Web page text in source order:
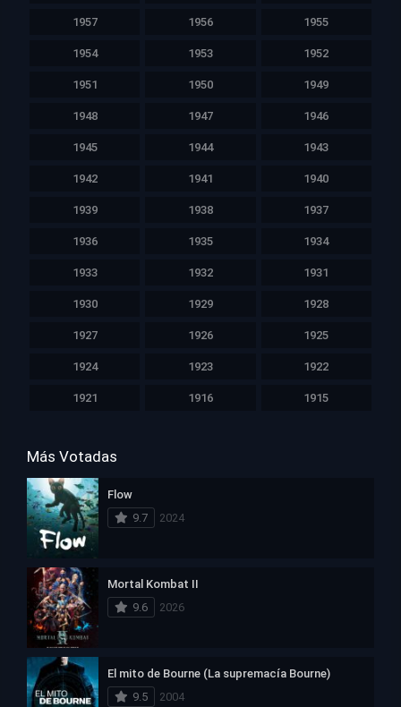
1957 1956 1955
1954 1953 1952
1951 1950 1949
1948 1947 1946
1945 1944 1943
1942 1941 1940
1939 1938 1937
1936 1935 1934
1933 1932 1931
1930 1929 1928
1927 1926 1925
1924 1923 1922
1921 1916 1915
Más Votadas
Flow
9.7
2024
Mortal Kombat II
9.6
2026
El mito de Bourne (La supremacía Bourne)
9.5
2004